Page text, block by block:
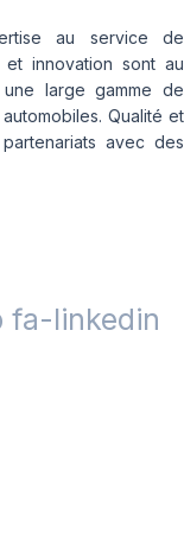
au service de
et innovation sont au
large gamme de
Qualité et
avec des
fa-linkedin